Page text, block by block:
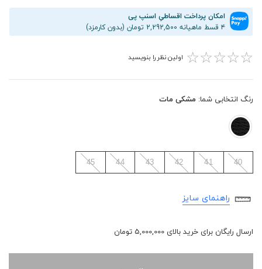
امکان پرداخت اقساطیِ اسنپ پی
۴ قسط ماهیانه 2,292,500 تومان (بدون کارمزد)
☆
☆
☆
☆
☆ اولین نظر را بنویسید
رنگ انتخابی شما: مشکی مات
40
41
42
43
44
45
راهنمای سایز
ارسال رایگان برای خرید بالای 5,000,000 تومان